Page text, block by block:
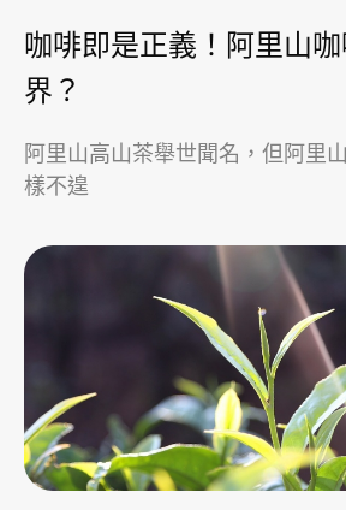
咖啡即是正義！阿里山
界？
阿里山高山茶舉世聞名，但阿里
樣不遑